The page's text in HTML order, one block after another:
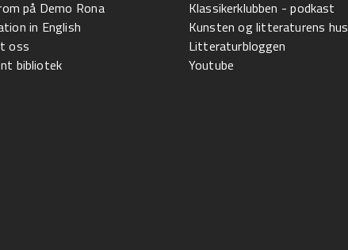
på Demo Rona
in English
oss
bibliotek
Klassikerklubben - podkast
Kunsten og litteraturens hus
Litteraturbloggen
Youtube